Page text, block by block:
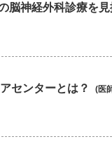
脳神経外科診療を
センターとは？ (医